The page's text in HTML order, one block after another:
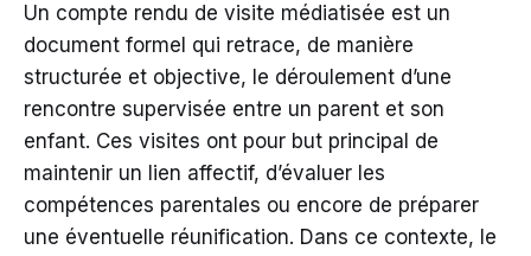
Un compte rendu de visite médiatisée est un
document formel qui retrace, de manière
structurée et objective, le déroulement d’une
rencontre supervisée entre un parent et son
enfant. Ces visites ont pour but principal de
maintenir un lien affectif, d’évaluer les
compétences parentales ou encore de préparer
une éventuelle réunification. Dans ce contexte, le